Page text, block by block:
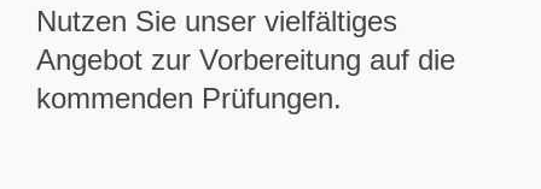
Nutzen Sie unser vielfältiges
Angebot zur Vorbereitung auf die
kommenden Prüfungen.